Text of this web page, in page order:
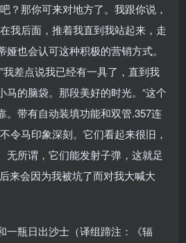
？那你可来对地方了。我跟你说，
我后面，推着我直到我站起来，走
也会认可这种积极的营销方式。
我差点说我已经有一具了，直到我
马的脑袋。那段美好的时光。“这个
。带有自动装填功能和双管.357连
令马印象深刻。它们看起来很旧，
无所谓，它们能发射子弹，这就足
来会因为我被坑了而对我大喊大
一瓶日出沙士（译组蹄注：《辐